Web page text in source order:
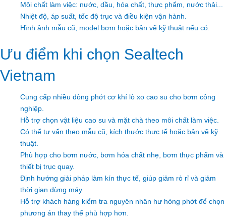
Môi chất làm việc: nước, dầu, hóa chất, thực phẩm, nước thải...
Nhiệt độ, áp suất, tốc độ trục và điều kiện vận hành.
Hình ảnh mẫu cũ, model bơm hoặc bản vẽ kỹ thuật nếu có.
Ưu điểm khi chọn Sealtech
Vietnam
Cung cấp nhiều dòng phớt cơ khí lò xo cao su cho bơm công
nghiệp.
Hỗ trợ chọn vật liệu cao su và mặt chà theo môi chất làm việc.
Có thể tư vấn theo mẫu cũ, kích thước thực tế hoặc bản vẽ kỹ
thuật.
Phù hợp cho bơm nước, bơm hóa chất nhẹ, bơm thực phẩm và
thiết bị trục quay.
Định hướng giải pháp làm kín thực tế, giúp giảm rò rỉ và giảm
thời gian dừng máy.
Hỗ trợ khách hàng kiểm tra nguyên nhân hư hỏng phớt để chọn
phương án thay thế phù hợp hơn.